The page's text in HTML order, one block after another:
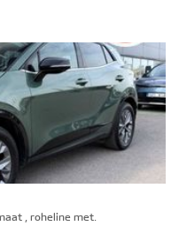
, roheline met.